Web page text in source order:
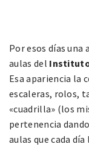
Por esos días
aulas del Instituto
Esa apariencia la
escaleras, rolos,
«cuadrilla» (los
pertenencia
aulas que cada